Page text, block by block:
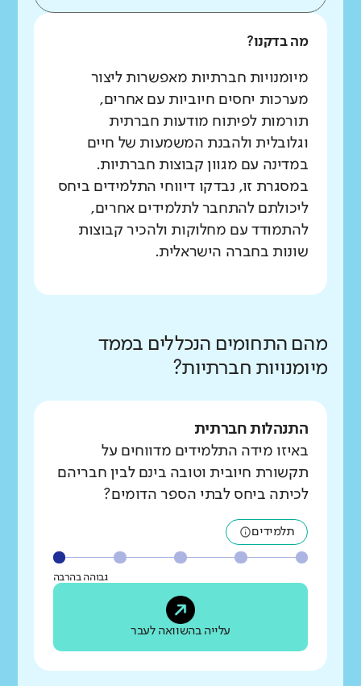
מה בדקנו?
מיומנויות חברתיות מאפשרות ליצור
מערכות יחסים חיוביות עם אחרים,
תורמות לפיתוח מודעות חברתית
וגלובלית ולהבנת המשמעות של חיים
במדינה עם מגוון קבוצות חברתיות.
במסגרת זו, נבדקו דיווחי התלמידים ביחס
ליכולתם להתחבר לתלמידים אחרים,
להתמודד עם מחלוקות ולהכיר קבוצות
שונות בחברה הישראלית.
מהם התחומים הנכללים בממד
מיומנויות חברתיות?
התנהלות חברתית
באיזו מידה התלמידים מדווחים על
תקשורת חיובית וטובה בינם לבין חבריהם
לכיתה ביחס לבתי הספר הדומים?
תלמידים
גבוהה בהרבה
עלייה בהשוואה לעבר